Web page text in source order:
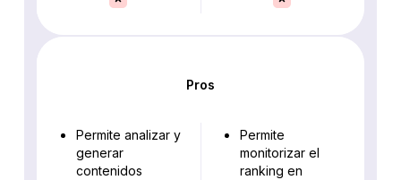
Pros
Permite analizar y
generar
contenidos
Permite
monitorizar el
ranking en